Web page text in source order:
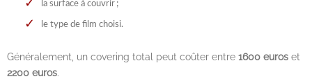
la surface à couvrir ;
le type de film choisi.
Généralement, un covering total peut coûter entre 1600 euros et
2200 euros.